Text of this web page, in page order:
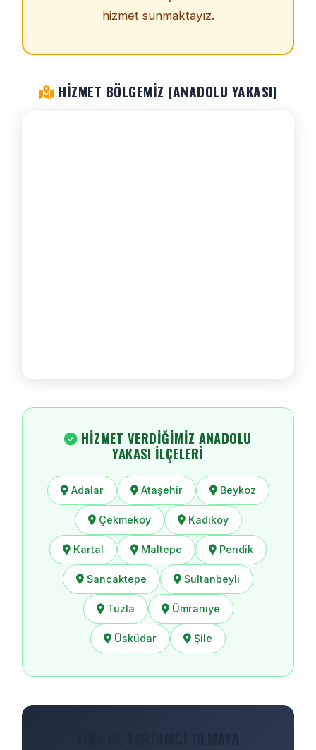
hizmet sunmaktayız.
HIZMET BÖLGEMIZ (ANADOLU YAKASI)
HIZMET VERDIĞIMIZ ANADOLU
YAKASI İLÇELERI
Adalar Ataşehir Beykoz
Çekmeköy Kadıköy
Kartal Maltepe Pendik
Sancaktepe Sultanbeyli
Tuzla Ümraniye
Üsküdar Şile